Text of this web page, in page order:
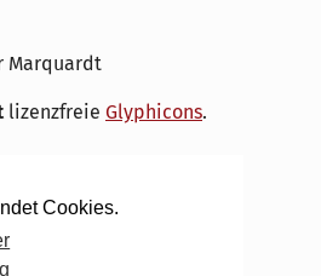
Cookies.
Marquardt
lizenzfreie Glyphicons.